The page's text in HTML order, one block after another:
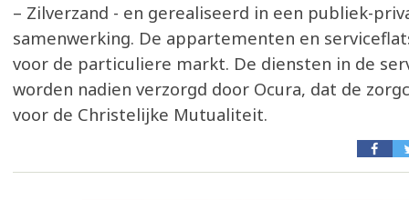
– Zilverzand - en gerealiseerd in een publiek-
samenwerking. De appartementen en
voor de particuliere markt. De diensten in de
worden nadien verzorgd door Ocura, dat de
voor de Christelijke Mutualiteit.